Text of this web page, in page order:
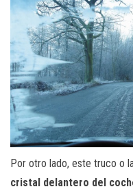
Por otro lado, este truco o
cristal delantero del